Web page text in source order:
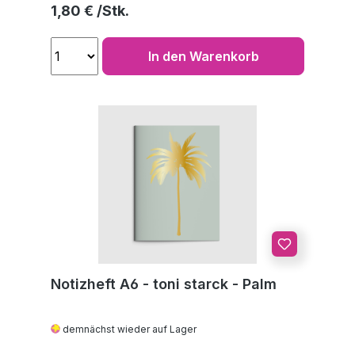
Regulärer Preis:
1,80 €
In den Warenkorb
Notizheft A6 - toni starck - Palm
demnächst wieder auf Lager